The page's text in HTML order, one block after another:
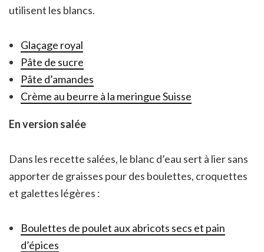
utilisent les blancs.
Glaçage royal
Pâte de sucre
Pâte d’amandes
Crème au beurre à la meringue Suisse
En version salée
Dans les recette salées, le blanc d’eau sert à lier sans
apporter de graisses pour des boulettes, croquettes
et galettes légères :
Boulettes de poulet aux abricots secs et pain
d’épices